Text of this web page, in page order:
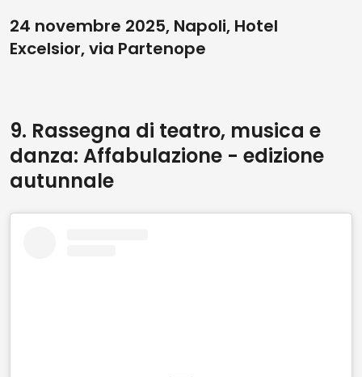
24 novembre 2025, Napoli, Hotel
Excelsior, via Partenope
9. Rassegna di teatro, musica e
danza: Affabulazione - edizione
autunnale